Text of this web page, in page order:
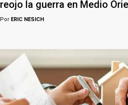
reojo la guerra en Medio
Por ERIC NESICH